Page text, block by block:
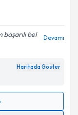
bel
Devamı
Haritada Göster